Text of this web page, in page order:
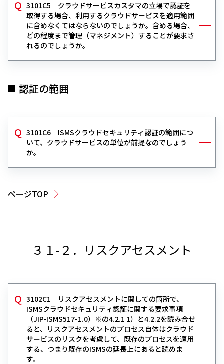
3101C5 クラウドサービスカスタマの立場で認証を
取得する場合、利用するクラウドサービスを適用範囲
に含めなくてはならないのでしょうか。含める場合、
どの程度まで管理（マネジメント）することが要求さ
れるのでしょうか。
認証の範囲
3101C6 ISMSクラウドセキュリティ認証の範囲につ
いて、クラウドサービスの単位が前提なのでしょう
か。
ページTOP
３１-２．リスクアセスメント
3102C1 リスクアセスメントに関しての箇所で、
ISMSクラウドセキュリティ認証に関する要求事項
（JIP-ISMS517-1.0）※の4.2.1 1）と4.2.2を読み合せ
ると、リスクアセスメントのプロセス自体はクラウド
サービスのリスクを考慮して、既存のプロセスを適用
する、つまり既存のISMSの延長上にあると読めま
す。